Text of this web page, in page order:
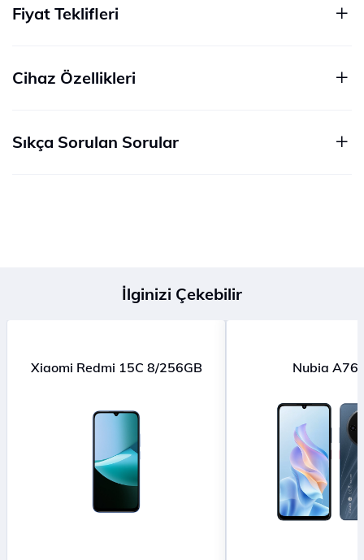
Fiyat Teklifleri
Cihaz Özellikleri
Sıkça Sorulan Sorular
İlginizi Çekebilir
Xiaomi Redmi 15C 8/256GB Nubia A76